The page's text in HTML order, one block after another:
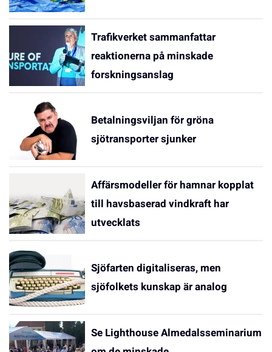
Trafikverket sammanfattar
reaktionerna på minskade
forskningsanslag
Betalningsviljan för gröna
sjötransporter sjunker
Affärsmodeller för hamnar kopplat
till havsbaserad vindkraft har
utvecklats
Sjöfarten digitaliseras, men
sjöfolkets kunskap är analog
Se Lighthouse Almedalsseminarium